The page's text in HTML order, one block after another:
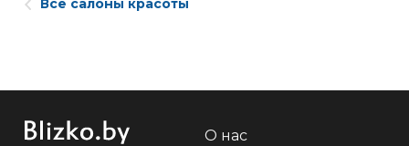
Все салоны красоты
О нас